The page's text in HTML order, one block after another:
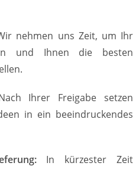
nehmen uns Zeit, um Ihr
und Ihnen die besten
Ihrer Freigabe setzen
in ein beeindruckendes
In kürzester Zeit